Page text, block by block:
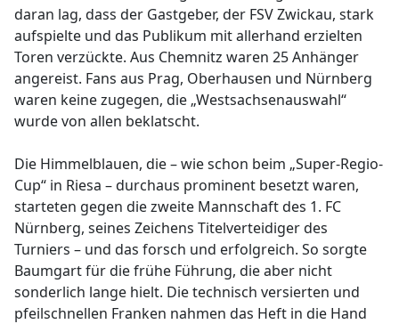
daran lag, dass der Gastgeber, der FSV Zwickau, stark
aufspielte und das Publikum mit allerhand erzielten
Toren verzückte. Aus Chemnitz waren 25 Anhänger
angereist. Fans aus Prag, Oberhausen und Nürnberg
waren keine zugegen, die „Westsachsenauswahl“
wurde von allen beklatscht.
Die Himmelblauen, die – wie schon beim „Super-Regio-
Cup“ in Riesa – durchaus prominent besetzt waren,
starteten gegen die zweite Mannschaft des 1. FC
Nürnberg, seines Zeichens Titelverteidiger des
Turniers – und das forsch und erfolgreich. So sorgte
Baumgart für die frühe Führung, die aber nicht
sonderlich lange hielt. Die technisch versierten und
pfeilschnellen Franken nahmen das Heft in die Hand